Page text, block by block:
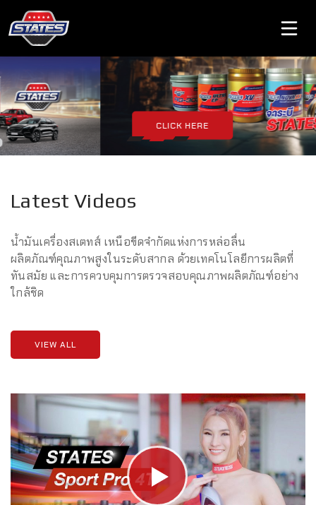
CLICK HERE
Latest Videos
น้ำมันเครื่องสเตทส์ เหนือขีดจำกัดแห่งการหล่อลื่น
ผลิตภัณฑ์คุณภาพสูงในระดับสากล ด้วยเทคโนโลยีการผลิตที่
ทันสมัย และการควบคุมการตรวจสอบคุณภาพผลิตภัณฑ์อย่าง
ใกล้ชิด
VIEW ALL